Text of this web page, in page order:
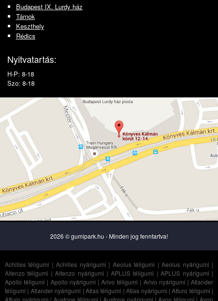
Budapest IX. Lurdy ház
Tárnok
Keszthely
Rédics
Nyitvatartás:
H-P: 8-18
Szo: 8-18
2026 © gumipark.hu - Minden jog fenntartva!
Achilles téligumi |Achilles nyárigumi | Aeolus téligumi |Aeolus nyárigumi |
Altenzo téligumi |Altenzo nyárigumi | APLUS téligumi |APLUS nyárigumi |
Apollo téligumi | Apollo nyárigumi |Arivo téligumi | Arivo nyárigumi |Atlander
téligumi | Atlander nyárigumi | Atlas téligumi |Atlas nyárigumi |Atturo téligumi |
Atturo nyárigumi |Austone téligumi |Austone nyárigumi |Avon téligumi |Avon